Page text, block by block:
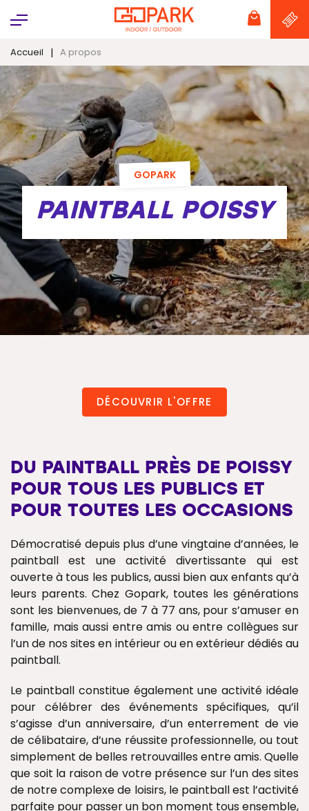
Panneau de gestion des cookies
Accueil | A propos
GOPARK
PAINTBALL POISSY
DÉCOUVRIR L'OFFRE
DU PAINTBALL PRÈS DE POISSY
POUR TOUS LES PUBLICS ET
POUR TOUTES LES OCCASIONS
Démocratisé depuis plus d’une vingtaine d’années, le
paintball est une activité divertissante qui est
ouverte à tous les publics, aussi bien aux enfants qu’à
leurs parents. Chez Gopark, toutes les générations
sont les bienvenues, de 7 à 77 ans, pour s’amuser en
famille, mais aussi entre amis ou entre collègues sur
l’un de nos sites en intérieur ou en extérieur dédiés au
paintball.
Le paintball constitue également une activité idéale
pour célébrer des événements spécifiques, qu’il
s’agisse d’un anniversaire, d’un enterrement de vie
de célibataire, d’une réussite professionnelle, ou tout
simplement de belles retrouvailles entre amis. Quelle
que soit la raison de votre présence sur l’un des sites
de notre complexe de loisirs, le paintball est l’activité
parfaite pour passer un bon moment tous ensemble,